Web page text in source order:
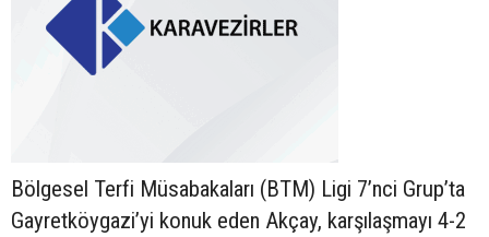
Bölgesel Terfi Müsabakaları (BTM) Ligi 7’nci Grup’ta
Gayretköygazi’yi konuk eden Akçay, karşılaşmayı 4-2